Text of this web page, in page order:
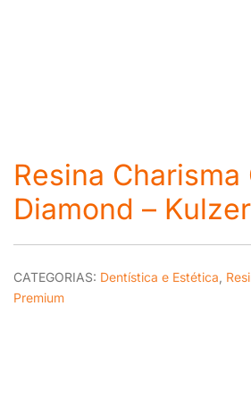
Resina Charisma
Diamond – Kulzer
CATEGORIAS: Dentística e Estética
Premium